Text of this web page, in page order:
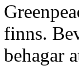
finns.
behagar